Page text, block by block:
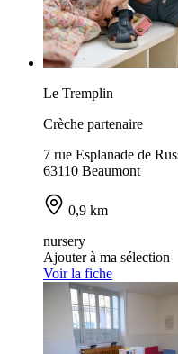
Le Tremplin
Crèche partenaire
7 rue Esplanade de
63110 Beaumont
0,9 km
nursery
Ajouter à ma sélection
Voir la fiche